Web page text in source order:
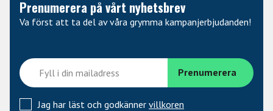
Prenumerera på vårt nyhetsbrev
Va först att ta del av våra grymma kampanjerbjudanden!
Jag har läst och godkänner villkoren